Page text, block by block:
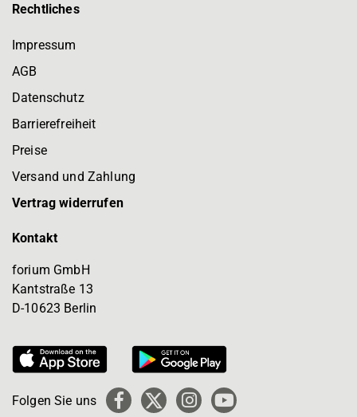
Rechtliches
Impressum
AGB
Datenschutz
Barrierefreiheit
Preise
Versand und Zahlung
Vertrag widerrufen
Kontakt
forium GmbH
Kantstraße 13
D-10623 Berlin
Folgen Sie uns Facebook
X
Instagram